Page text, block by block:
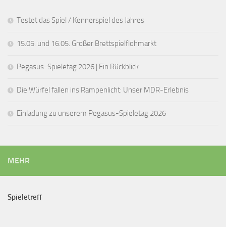
Testet das Spiel / Kennerspiel des Jahres
15.05. und 16.05. Großer Brettspielflohmarkt
Pegasus-Spieletag 2026 | Ein Rückblick
Die Würfel fallen ins Rampenlicht: Unser MDR-Erlebnis
Einladung zu unserem Pegasus-Spieletag 2026
MEHR
Spieletreff